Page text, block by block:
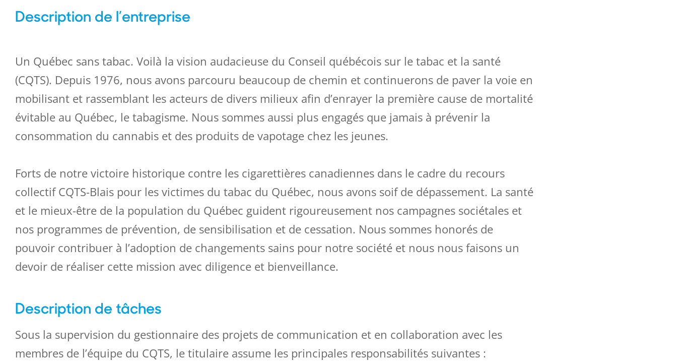
Description de l’entreprise
Un Québec sans tabac. Voilà la vision audacieuse du Conseil québécois sur le tabac et la santé
(CQTS). Depuis 1976, nous avons parcouru beaucoup de chemin et continuerons de paver la voie en
mobilisant et rassemblant les acteurs de divers milieux afin d’enrayer la première cause de mortalité
évitable au Québec, le tabagisme. Nous sommes aussi plus engagés que jamais à prévenir la
consommation du cannabis et des produits de vapotage chez les jeunes.
Forts de notre victoire historique contre les cigarettières canadiennes dans le cadre du recours
collectif CQTS-Blais pour les victimes du tabac du Québec, nous avons soif de dépassement. La santé
et le mieux-être de la population du Québec guident rigoureusement nos campagnes sociétales et
nos programmes de prévention, de sensibilisation et de cessation. Nous sommes honorés de
pouvoir contribuer à l’adoption de changements sains pour notre société et nous nous faisons un
devoir de réaliser cette mission avec diligence et bienveillance.
Description de tâches
Sous la supervision du gestionnaire des projets de communication et en collaboration avec les
membres de l’équipe du CQTS, le titulaire assume les principales responsabilités suivantes :